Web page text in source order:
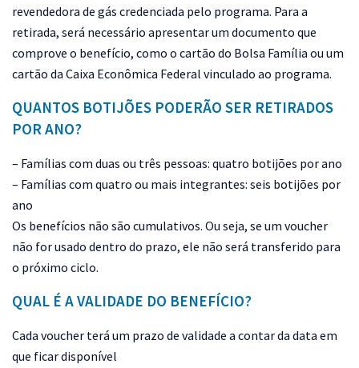
revendedora de gás credenciada pelo programa. Para a
retirada, será necessário apresentar um documento que
comprove o benefício, como o cartão do Bolsa Família ou um
cartão da Caixa Econômica Federal vinculado ao programa.
QUANTOS BOTIJÕES PODERÃO SER RETIRADOS
POR ANO?
– Famílias com duas ou três pessoas: quatro botijões por ano
– Famílias com quatro ou mais integrantes: seis botijões por
ano
Os benefícios não são cumulativos. Ou seja, se um voucher
não for usado dentro do prazo, ele não será transferido para
o próximo ciclo.
QUAL É A VALIDADE DO BENEFÍCIO?
Cada voucher terá um prazo de validade a contar da data em
que ficar disponível